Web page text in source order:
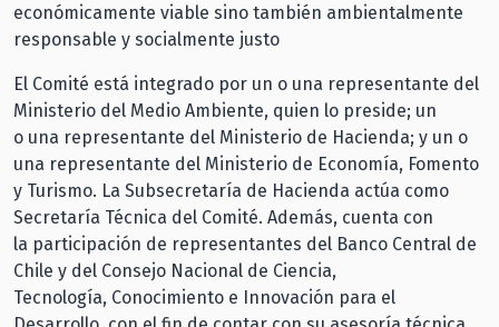
económicamente viable sino también ambientalmente
responsable y socialmente justo
El Comité está integrado por un o una representante del
Ministerio del Medio Ambiente, quien lo preside; un
o una representante del Ministerio de Hacienda; y un o
una representante del Ministerio de Economía, Fomento
y Turismo. La Subsecretaría de Hacienda actúa como
Secretaría Técnica del Comité. Además, cuenta con
la participación de representantes del Banco Central de
Chile y del Consejo Nacional de Ciencia,
Tecnología, Conocimiento e Innovación para el